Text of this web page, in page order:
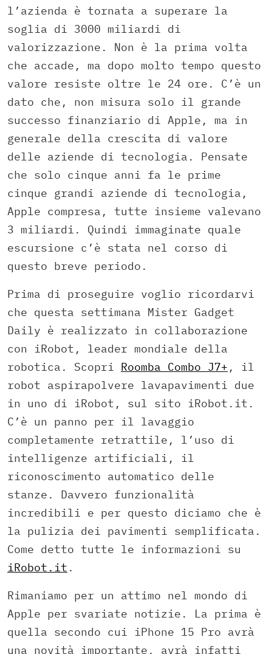
l’azienda è tornata a superare la
soglia di 3000 miliardi di
valorizzazione. Non è la prima volta
che accade, ma dopo molto tempo questo
valore resiste oltre le 24 ore. C’è un
dato che, non misura solo il grande
successo finanziario di Apple, ma in
generale della crescita di valore
delle aziende di tecnologia. Pensate
che solo cinque anni fa le prime
cinque grandi aziende di tecnologia,
Apple compresa, tutte insieme valevano
3 miliardi. Quindi immaginate quale
escursione c’è stata nel corso di
questo breve periodo.
Prima di proseguire voglio ricordarvi
che questa settimana Mister Gadget
Daily è realizzato in collaborazione
con iRobot, leader mondiale della
robotica. Scopri Roomba Combo J7+ , il
robot aspirapolvere lavapavimenti due
in uno di iRobot, sul sito iRobot.it.
C’è un panno per il lavaggio
completamente retrattile, l’uso di
intelligenze artificiali, il
riconoscimento automatico delle
stanze. Davvero funzionalità
incredibili e per questo diciamo che è
la pulizia dei pavimenti semplificata.
Come detto tutte le informazioni su
iRobot.it .
Rimaniamo per un attimo nel mondo di
Apple per svariate notizie. La prima è
quella secondo cui iPhone 15 Pro avrà
una novità importante, avrà infatti